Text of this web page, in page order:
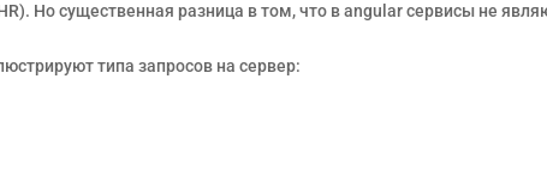
Но существенная разница в том, что в angular сервисы не
типа запросов на сервер: